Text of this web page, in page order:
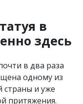
в
здесь
в два раза
одному из
страны и уже
притяжения.